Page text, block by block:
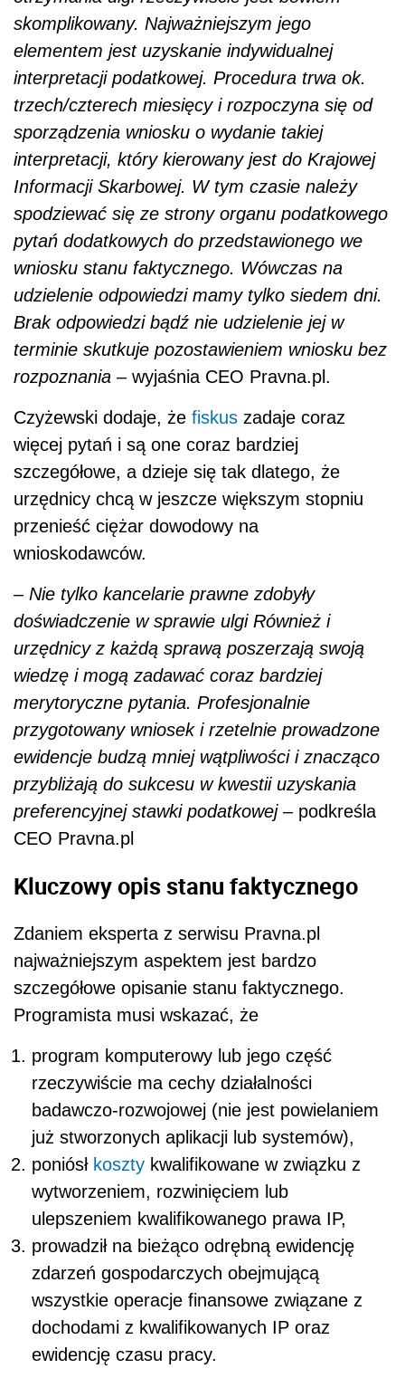
skomplikowany. Najważniejszym jego
elementem jest uzyskanie indywidualnej
interpretacji podatkowej. Procedura trwa ok.
trzech/czterech miesięcy i rozpoczyna się od
sporządzenia wniosku o wydanie takiej
interpretacji, który kierowany jest do Krajowej
Informacji Skarbowej. W tym czasie należy
spodziewać się ze strony organu podatkowego
pytań dodatkowych do przedstawionego we
wniosku stanu faktycznego. Wówczas na
udzielenie odpowiedzi mamy tylko siedem dni.
Brak odpowiedzi bądź nie udzielenie jej w
terminie skutkuje pozostawieniem wniosku bez
rozpoznania –wyjaśnia CEO Pravna.pl.
Czyżewski dodaje, że fiskus zadaje coraz
więcej pytań i są one coraz bardziej
szczegółowe, a dzieje się tak dlatego, że
urzędnicy chcą w jeszcze większym stopniu
przenieść ciężar dowodowy na
wnioskodawców.
– Nie tylko kancelarie prawne zdobyły
doświadczenie w sprawie ulgi Również i
urzędnicy z każdą sprawą poszerzają swoją
wiedzę i mogą zadawać coraz bardziej
merytoryczne pytania. Profesjonalnie
przygotowany wniosek i rzetelnie prowadzone
ewidencje budzą mniej wątpliwości i znacząco
przybliżają do sukcesu w kwestii uzyskania
preferencyjnej stawki podatkowej– podkreśla
CEO Pravna.pl
Kluczowy opis stanu faktycznego
Zdaniem eksperta z serwisu Pravna.pl
najważniejszym aspektem jest bardzo
szczegółowe opisanie stanu faktycznego.
Programista musi wskazać, że
program komputerowy lub jego część
rzeczywiście ma cechy działalności
badawczo-rozwojowej (nie jest powielaniem
już stworzonych aplikacji lub systemów),
poniósł koszty kwalifikowane w związku z
wytworzeniem, rozwinięciem lub
ulepszeniem kwalifikowanego prawa IP,
prowadził na bieżąco odrębną ewidencję
zdarzeń gospodarczych obejmującą
wszystkie operacje finansowe związane z
dochodami z kwalifikowanych IP oraz
ewidencję czasu pracy.